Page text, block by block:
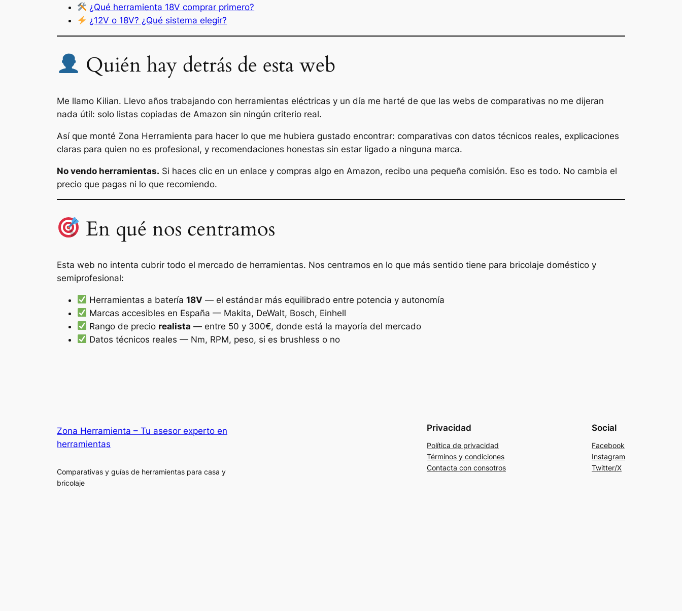
¿Qué herramienta 18V comprar primero?
¿12V o 18V? ¿Qué sistema elegir?
Quién hay detrás de esta web
Me llamo Kilian. Llevo años trabajando con herramientas eléctricas y un día me harté de que las webs de comparativas no me dijeran
nada útil: solo listas copiadas de Amazon sin ningún criterio real.
Así que monté Zona Herramienta para hacer lo que me hubiera gustado encontrar: comparativas con datos técnicos reales, explicaciones
claras para quien no es profesional, y recomendaciones honestas sin estar ligado a ninguna marca.
No vendo herramientas. Si haces clic en un enlace y compras algo en Amazon, recibo una pequeña comisión. Eso es todo. No cambia el
precio que pagas ni lo que recomiendo.
En qué nos centramos
Esta web no intenta cubrir todo el mercado de herramientas. Nos centramos en lo que más sentido tiene para bricolaje doméstico y
semiprofesional:
Herramientas a batería18V — el estándar más equilibrado entre potencia y autonomía
Marcas accesibles en España — Makita, DeWalt, Bosch, Einhell
Rango de precio realista — entre 50 y 300€, donde está la mayoría del mercado
Datos técnicos reales — Nm, RPM, peso, si es brushless o no
Zona Herramienta – Tu asesor experto en
herramientas
Comparativas y guías de herramientas para casa y
bricolaje
Privacidad
Política de privacidad
Términos y condiciones
Contacta con consotros
Social
Facebook
Instagram
Twitter/X